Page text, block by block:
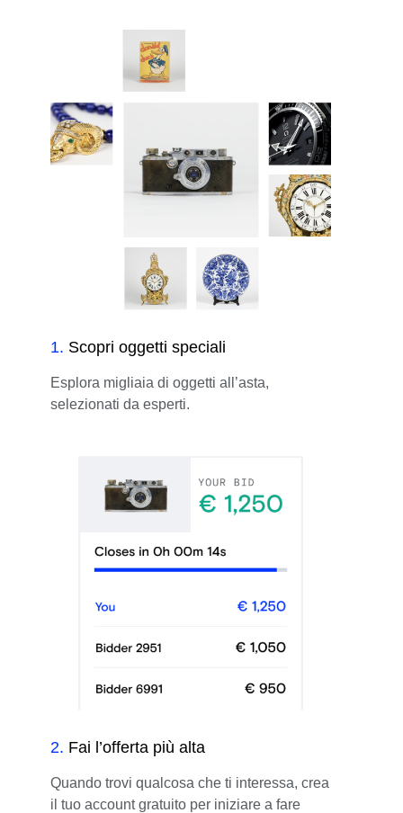
1. Scopri oggetti speciali
Esplora migliaia di oggetti all’asta,
selezionati da esperti.
2. Fai l’offerta più alta
Quando trovi qualcosa che ti interessa, crea
il tuo account gratuito per iniziare a fare